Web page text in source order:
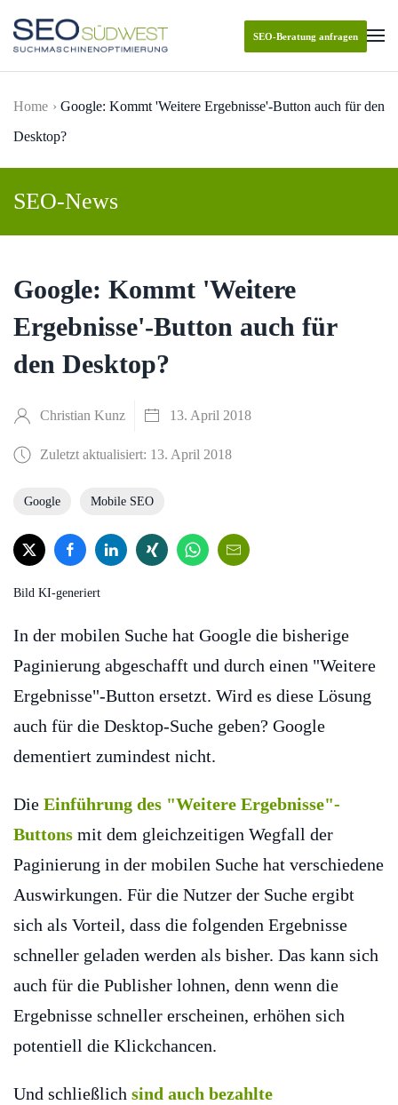
Skip to main content
SEO-Beratung anfragen
Home
Google: Kommt 'Weitere Ergebnisse'-Button auch für den
Desktop?
SEO-News
Google: Kommt 'Weitere
Ergebnisse'-Button auch für
den Desktop?
Christian Kunz 13. April 2018
Zuletzt aktualisiert: 13. April 2018
Google Mobile SEO
Bild KI-generiert
In der mobilen Suche hat Google die bisherige
Paginierung abgeschafft und durch einen "Weitere
Ergebnisse"-Button ersetzt. Wird es diese Lösung
auch für die Desktop-Suche geben? Google
dementiert zumindest nicht.
Die Einführung des "Weitere Ergebnisse"-
Buttons mit dem gleichzeitigen Wegfall der
Paginierung in der mobilen Suche hat verschiedene
Auswirkungen. Für die Nutzer der Suche ergibt
sich als Vorteil, dass die folgenden Ergebnisse
schneller geladen werden als bisher. Das kann sich
auch für die Publisher lohnen, denn wenn die
Ergebnisse schneller erscheinen, erhöhen sich
potentiell die Klickchancen.
Und schließlich sind auch bezahlte